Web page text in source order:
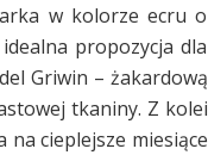
w kolorze ecru o
propozycja dla
Griwin – żakardową
tkaniny. Z kolei
cieplejsze miesiące